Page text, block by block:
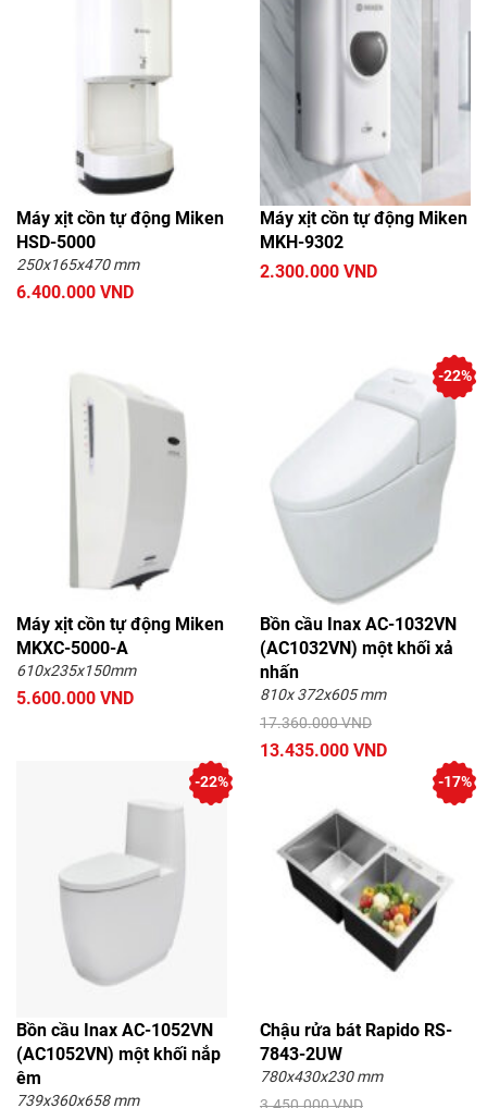
Máy xịt cồn tự động Miken
HSD-5000
250x165x470 mm
6.400.000 VND
Máy xịt cồn tự động Miken
MKH-9302
2.300.000 VND
Máy xịt cồn tự động Miken
MKXC-5000-A
610x235x150mm
5.600.000 VND
Bồn cầu Inax AC-1032VN
(AC1032VN) một khối xả
nhấn
810x 372x605 mm
17.360.000 VND
13.435.000 VND
-22%
Bồn cầu Inax AC-1052VN
(AC1052VN) một khối nắp
êm
739x360x658 mm
-22%
Chậu rửa bát Rapido RS-
7843-2UW
780x430x230 mm
-17%